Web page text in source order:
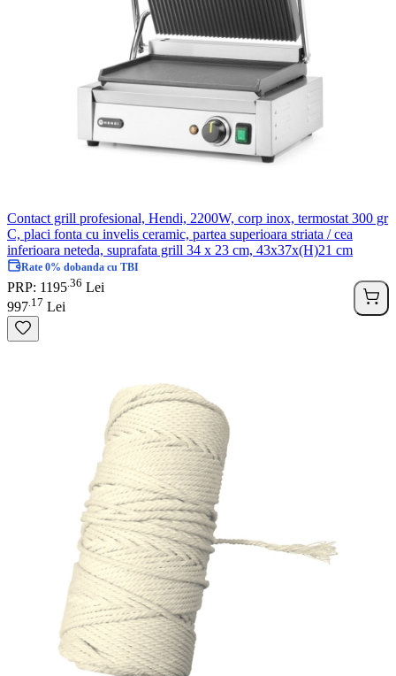
Contact grill profesional, Hendi, 2200W, corp inox, termostat 300 gr
C, placi fonta cu invelis ceramic, partea superioara striata / cea
inferioara neteda, suprafata grill 34 x 23 cm, 43x37x(H)21 cm
Rate 0% dobanda cu TBI
PRP: 1195 36 Lei
997 17 Lei